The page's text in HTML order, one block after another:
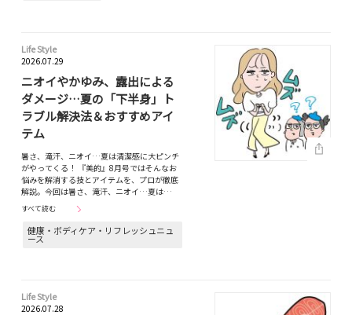
Life Style
2026.07.29
ニオイやかゆみ、露出による
ダメージ…夏の「下半身」ト
ラブル解決法＆おすすめアイ
テム
暑さ、滝汗、ニオイ…夏は清潔感に大ピンチ
がやってくる！ 『美的』8月号ではそんなお
悩みを解消する技とアイテムを、プロが徹底
解説。今回は暑さ、滝汗、ニオイ…夏は…
すべて読む
健康・ボディケア・リフレッシュニュ
ース
Life Style
2026.07.28